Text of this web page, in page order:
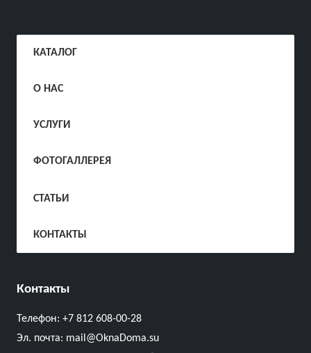
КАТАЛОГ
О НАС
УСЛУГИ
ФОТОГАЛЛЕРЕЯ
СТАТЬИ
КОНТАКТЫ
Контакты
Телефон: +7 812 608-00-28
Эл. почта: mail@OknaDoma.su